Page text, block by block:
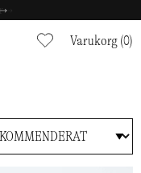
Varukorg (0)